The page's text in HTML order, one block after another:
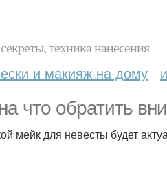
техника нанесения
и макияж на дому
что обратить
мейк для невесты будет